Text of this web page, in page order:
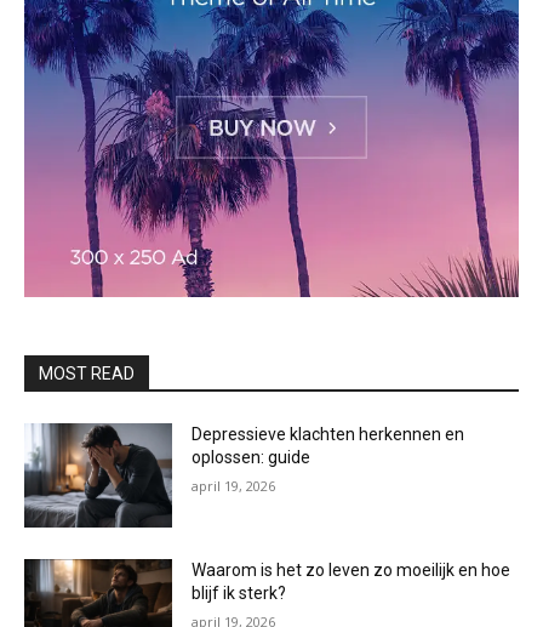
MOST READ
Depressieve klachten herkennen en
oplossen: guide
april 19, 2026
Waarom is het zo leven zo moeilijk en hoe
blijf ik sterk?
april 19, 2026